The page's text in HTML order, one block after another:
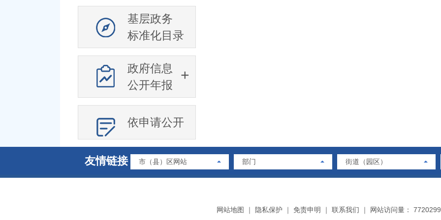
基层政务
标准化目录
政府信息
公开年报
依申请公开
友情链接 市（县）区网站 部门 街道（园区）
网站地图 ｜ 隐私保护 ｜ 免责申明 ｜ 联系我们 ｜ 网站访问量：